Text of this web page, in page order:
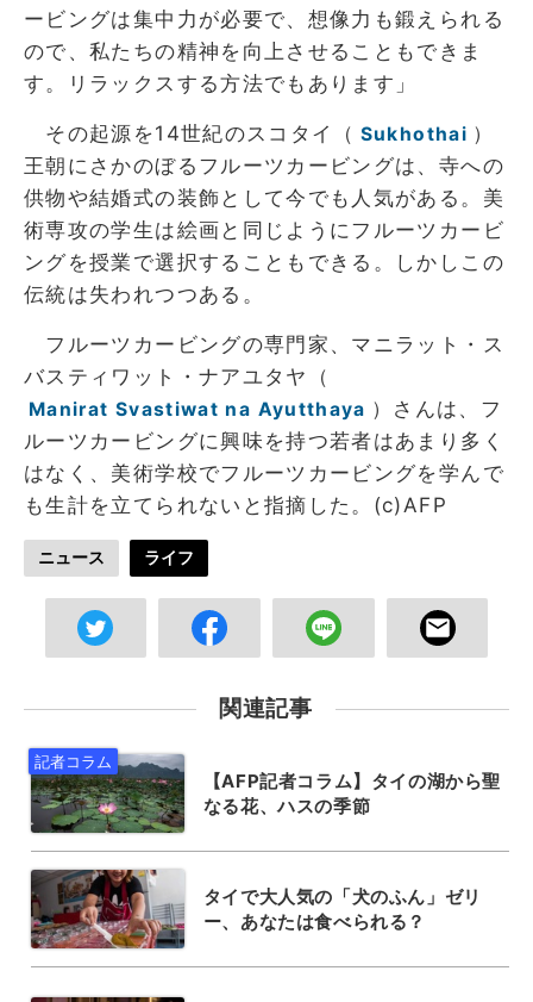
ービングは集中力が必要で、想像力も鍛えられる
ので、私たちの精神を向上させることもできま
す。リラックスする方法でもあります」
その起源を14世紀のスコタイ（ Sukhothai ）
王朝にさかのぼるフルーツカービングは、寺への
供物や結婚式の装飾として今でも人気がある。美
術専攻の学生は絵画と同じようにフルーツカービ
ングを授業で選択することもできる。しかしこの
伝統は失われつつある。
フルーツカービングの専門家、マニラット・ス
バスティワット・ナアユタヤ（
Manirat Svastiwat na Ayutthaya ）さんは、フ
ルーツカービングに興味を持つ若者はあまり多く
はなく、美術学校でフルーツカービングを学んで
も生計を立てられないと指摘した。(c)AFP
ニュース ライフ
関連記事
【AFP記者コラム】タイの湖から聖
なる花、ハスの季節
タイで大人気の「犬のふん」ゼリ
ー、あなたは食べられる？